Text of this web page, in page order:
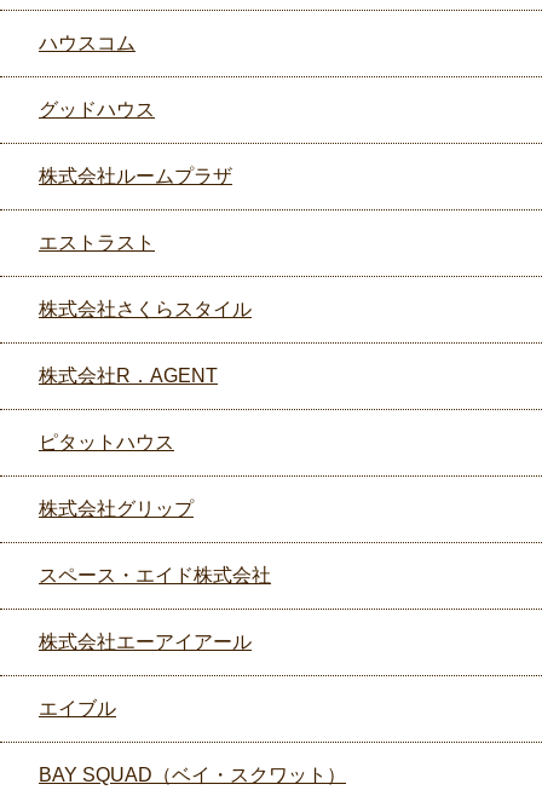
ハウスコム
グッドハウス
株式会社ルームプラザ
エストラスト
株式会社さくらスタイル
株式会社R．AGENT
ピタットハウス
株式会社グリップ
スペース・エイド株式会社
株式会社エーアイアール
エイブル
BAY SQUAD（ベイ・スクワット）